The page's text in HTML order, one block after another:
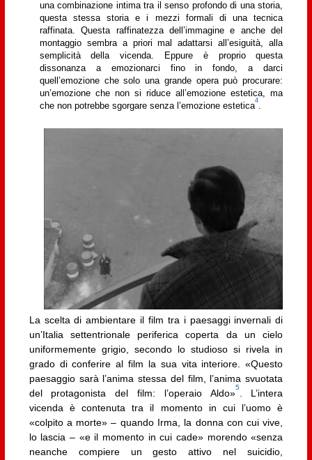
una combinazione intima tra il senso profondo di una storia,
questa stessa storia e i mezzi formali di una tecnica
raffinata. Questa raffinatezza dell’immagine e anche del
montaggio sembra a priori mal adattarsi all’esiguità, alla
semplicità della vicenda. Eppure è proprio questa
dissonanza a emozionarci fino in fondo, a darci
quell’emozione che solo una grande opera può procurare:
un’emozione che non si riduce all’emozione estetica, ma
che non potrebbe sgorgare senza l’emozione estetica
4
.
La scelta di ambientare il film tra i paesaggi invernali di
un’Italia settentrionale periferica coperta da un cielo
uniformemente grigio, secondo lo studioso si rivela in
grado di conferire al film la sua vita interiore. «Questo
paesaggio sarà l’anima stessa del film, l’anima svuotata
del protagonista del film: l’operaio Aldo»
5
. L’intera
vicenda è contenuta tra il momento in cui l’uomo è
«colpito a morte» – quando Irma, la donna con cui vive,
lo lascia – «e il momento in cui cade» morendo «senza
neanche compiere un gesto attivo nel suicidio,